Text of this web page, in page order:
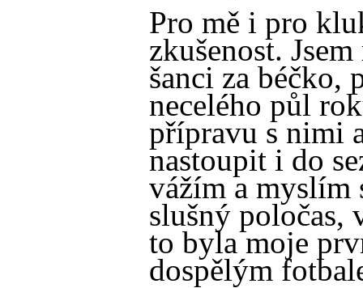
Pro mě i pro
zkušenost.
šanci za béčko,
necelého půl
přípravu s nimi
nastoupit i do
vážím a myslím
slušný poločas,
to byla moje
dospělým